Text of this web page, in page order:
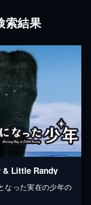
索結果
& Little Randy
なった実在の少年の